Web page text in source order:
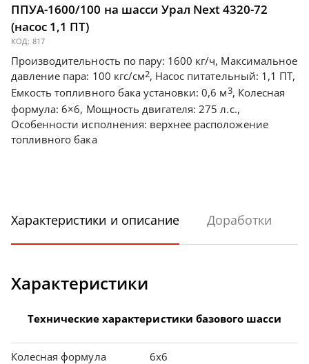
ППУА-1600/100 на шасси Урал Next 4320-72
(насос 1,1 ПТ)
КОД: 817
Производительность по пару: 1600 кг/ч, Максимальное
давление пара: 100 кгс/см2, Насос питательный: 1,1 ПТ,
Емкость топливного бака установки: 0,6 м3, Колесная
формула: 6×6, Мощность двигателя: 275 л.с.,
Особенности исполнения: верхнее расположение
топливного бака
Характеристики и описание Доработки
Характеристики
Технические характеристики базового шасси
Колесная формула
6х6